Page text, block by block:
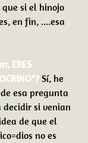
si el hinojo
en fin, ....esa
ERES
Sí, he
esa pregunta
si venian
de que el
no es